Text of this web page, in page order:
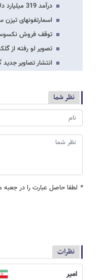
درآمد 319 میلیارد دلاری صنایع نیمه هادی در سال 2013
اسمارتفونهای تیزن
توقف فروش نکسوس 4 به خاطر طراحی
تصویر لو رفته از گلکسی اس 4 سامسونگ با
انتشار تصاویر جدید گلکسی نوت
نظر شما
* لطفا حاصل عبارت را در جعبه
نظرات
امیر